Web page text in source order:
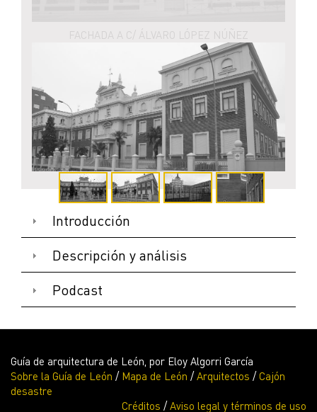
FACHADA A C/ ÁLVARO LÓPEZ NÚÑEZ
Introducción
Descripción y análisis
Podcast
Guía de arquitectura de León, por Eloy Algorri García
Sobre la Guía de León / Mapa de León /Arquitectos /Cajón
desastre
Créditos /Aviso legal y términos de uso